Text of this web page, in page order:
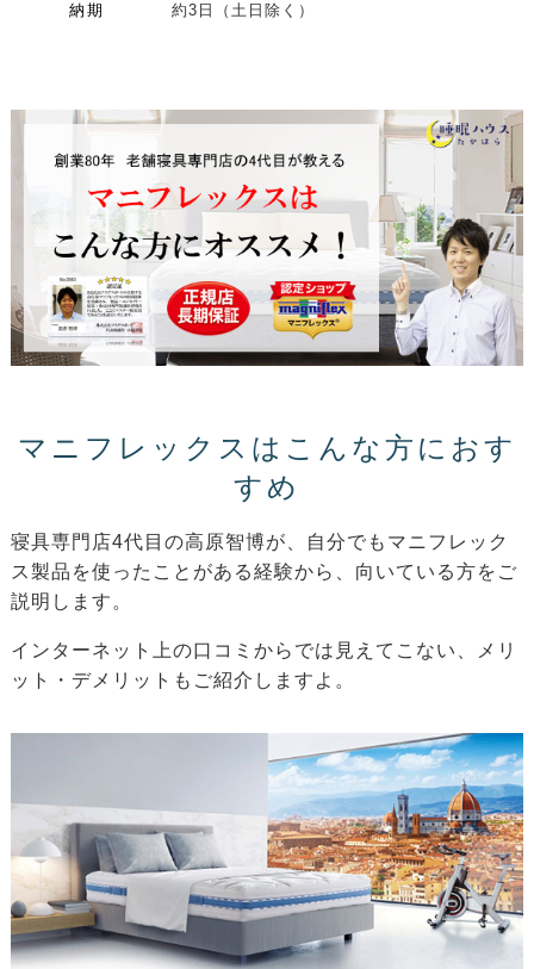
納期 約3日（土日除く）
マニフレックスはこんな方におす
すめ
寝具専門店4代目の高原智博が、自分でもマニフレック
ス製品を使ったことがある経験から、向いている方をご
説明します。
インターネット上の口コミからでは見えてこない、メリ
ット・デメリットもご紹介しますよ。